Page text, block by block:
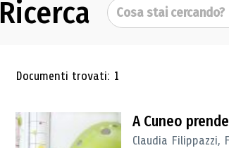
Ricerca Cerca
Risultati di ricerca
Documenti trovati: 1
A Cuneo
Claudia Filippazzi,